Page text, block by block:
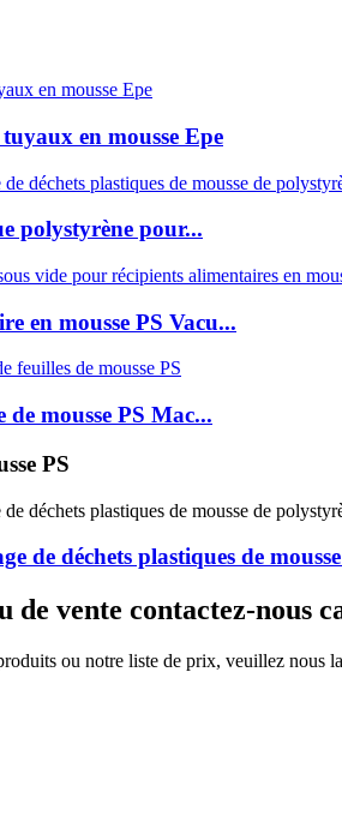
en mousse Epe
polystyrène pour...
en mousse PS Vacu...
mousse PS Mac...
PS
de déchets plastiques de
de vente contactez-nous
ou notre liste de prix, veuillez nous